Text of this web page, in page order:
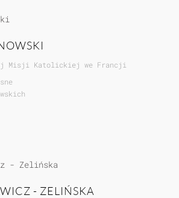
Misji Katolickiej we Francji
- ZELIŃSKA